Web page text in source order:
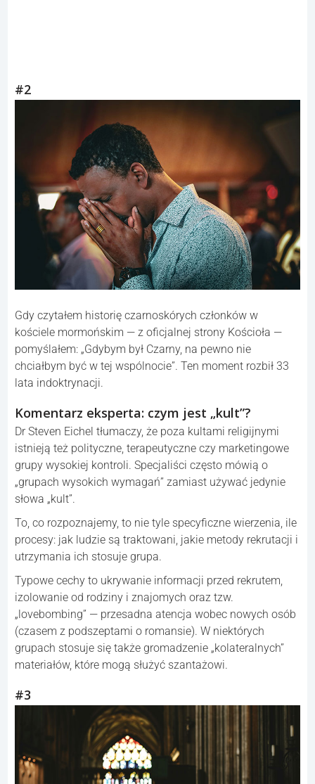
#2
Gdy czytałem historię czarnoskórych członków w
kościele mormońskim — z oficjalnej strony Kościoła —
pomyślałem: „Gdybym był Czarny, na pewno nie
chciałbym być w tej wspólnocie”. Ten moment rozbił 33
lata indoktrynacji.
Komentarz eksperta: czym jest „kult”?
Dr Steven Eichel tłumaczy, że poza kultami religijnymi
istnieją też polityczne, terapeutyczne czy marketingowe
grupy wysokiej kontroli. Specjaliści często mówią o
„grupach wysokich wymagań” zamiast używać jedynie
słowa „kult”.
To, co rozpoznajemy, to nie tyle specyficzne wierzenia, ile
procesy: jak ludzie są traktowani, jakie metody rekrutacji i
utrzymania ich stosuje grupa.
Typowe cechy to ukrywanie informacji przed rekrutem,
izolowanie od rodziny i znajomych oraz tzw.
„lovebombing” — przesadna atencja wobec nowych osób
(czasem z podszeptami o romansie). W niektórych
grupach stosuje się także gromadzenie „kolateralnych”
materiałów, które mogą służyć szantażowi.
#3